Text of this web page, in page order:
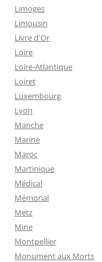
Limoges
Limousin
Livre d'Or
Loire
Loire-Atlantique
Loiret
Luxembourg
Lyon
Manche
Marine
Maroc
Martinique
Médical
Mémorial
Metz
Mine
Montpellier
Monument aux Morts